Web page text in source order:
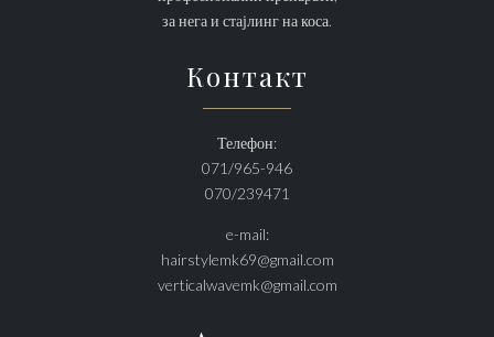
за нега и стајлинг на коса.
Контакт
Телефон:
071/965-946
070/239471
e-mail:
hairstylemk69@gmail.com
verticalwavemk@gmail.com